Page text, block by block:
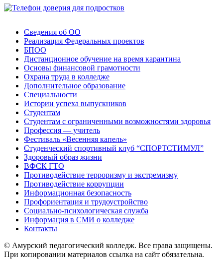
Сведения об ОО
Реализация Федеральных проектов
БПОО
Дистанционное обучение на время карантина
Основы финансовой грамотности
Охрана труда в колледже
Дополнительное образование
Специальности
Истории успеха выпускников
Студентам
Студентам с ограниченными возможностями здоровья
Профессия — учитель
Фестиваль «Весенняя капель»
Студенческий спортивный клуб “СПОРТСТИМУЛ”
Здоровый образ жизни
ВФСК ГТО
Противодействие терроризму и экстремизму
Противодействие коррупции
Информационная безопасность
Профориентация и трудоустройство
Социально-психологическая служба
Информация в СМИ о колледже
Контакты
© Амурский педагогический колледж. Все права защищены.
При копировании материалов ссылка на сайт обязательна.